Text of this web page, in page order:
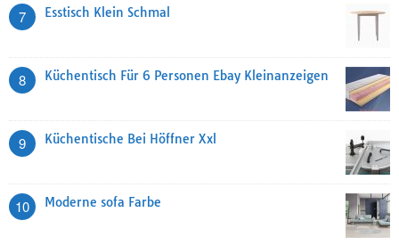
7 Esstisch Klein Schmal
8 Küchentisch Für 6 Personen Ebay Kleinanzeigen
9 Küchentische Bei Höffner Xxl
10 Moderne sofa Farbe